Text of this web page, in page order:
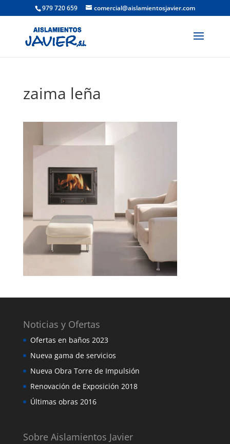
979 720 659 comercial@aislamientosjavier.com
zaima leña
Noticias y Ofertas
Ofertas en baños 2023
Nueva gama de servicios
Nueva Obra Torre de Impulsión
Renovación de Exposición 2018
Últimas obras 2016
Sobre Aislamientos Javier